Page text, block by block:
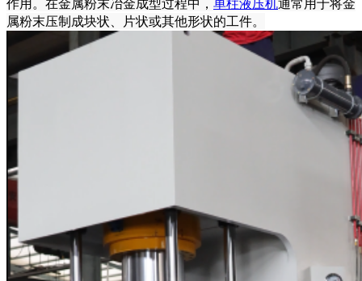
作用。在金属粉末冶金成型过程中， 单柱液压机通常用于将金
属粉末压制成块状、片状或其他形状的工件。